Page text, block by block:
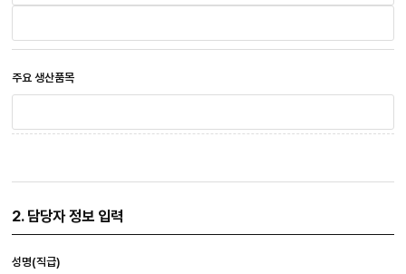
사
번
사
사
주요 생산품목
2. 담당자 정보 입력
성명(직급)